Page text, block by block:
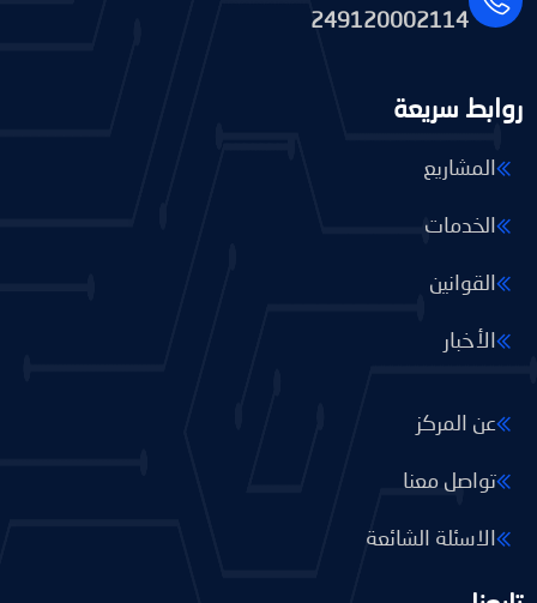
249120002114
روابط سريعة
المشاريع
الخدمات
القوانين
الأخبار
عن المركز
تواصل معنا
الاسئلة الشائعة